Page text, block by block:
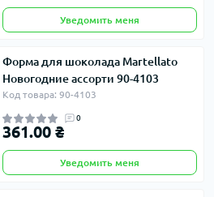
Уведомить меня
Форма для шоколада Martellato
Новогодние ассорти 90-4103
Код товара: 90-4103
0
361.00 ₴
Уведомить меня